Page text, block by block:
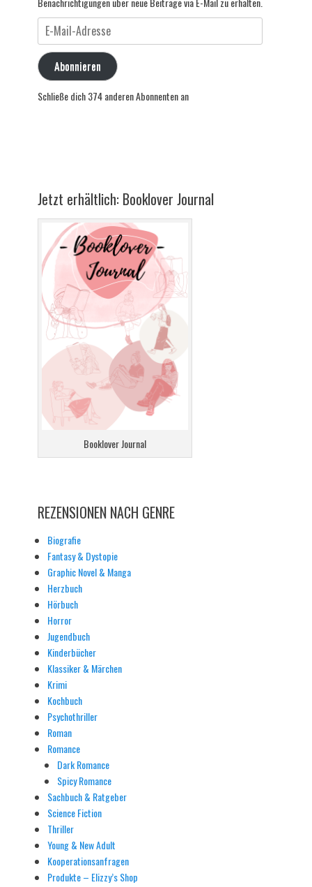
Mail-
Adresse
Abonnieren
Schließe dich 374 anderen Abonnenten an
Jetzt erhältlich: Booklover Journal
Booklover Journal
REZENSIONEN NACH GENRE
Biografie
Fantasy & Dystopie
Graphic Novel & Manga
Herzbuch
Hörbuch
Horror
Jugendbuch
Kinderbücher
Klassiker & Märchen
Krimi
Kochbuch
Psychothriller
Roman
Romance
Dark Romance
Spicy Romance
Sachbuch & Ratgeber
Science Fiction
Thriller
Young & New Adult
Kooperationsanfragen
Produkte – Elizzy’s Shop